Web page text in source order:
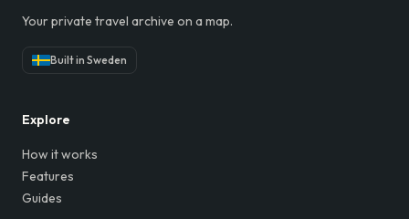
Your private travel archive on a map.
Built in Sweden
Explore
How it works
Features
Guides